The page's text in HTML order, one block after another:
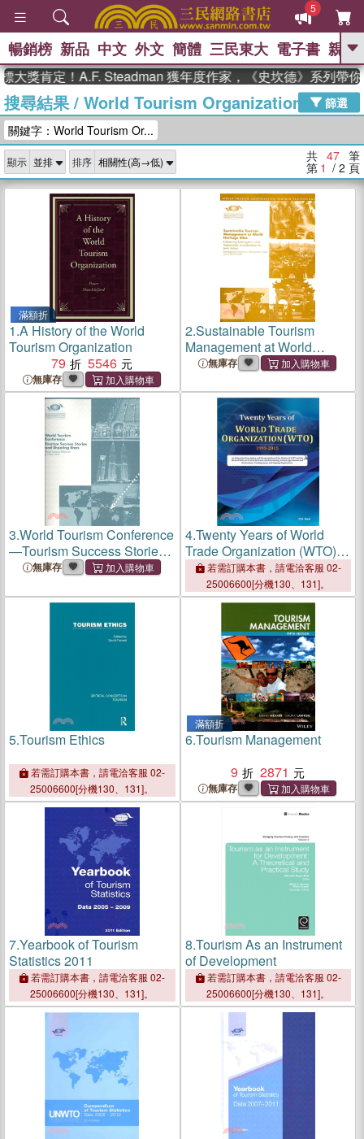
5
GO
熱搜： 東野圭吾 、 高希均教授回憶錄
、 The Odyssey 、 父親節 、 如果歷
獎 臺灣漫遊錄 、 方念華 、 台灣的李
登輝時代
數學女孩：黎曼猜想 、
偉大的迷走神經
暢銷榜 新品 中文 外文 簡體 三民東大 電子書 親子
定！A.F. Steadman 獲年度作家，《史坎德》系列帶你踏上
搜尋結果/ World Tourism Organization Pubns
篩選
關鍵字：World Tourism Or...
顯示 排序 共 47 筆
第 1 / 2 頁
滿額折
1.A History of the World
Tourism Organization
79
5546
無庫存
2.Sustainable Tourism
Management at World
Heritage Sites
無庫存
3.World Tourism Conference
—Tourism Success Stories
and Shooting Stars, Kuala
無庫存
4.Twenty Years of World
Trade Organization (WTO) ─
1995-2015
若需訂購本書，請電洽客服 02-
25006600[分機130、131]。
5.Tourism Ethics
若需訂購本書，請電洽客服 02-
25006600[分機130、131]。
滿額折
6.Tourism Management
9
2871
無庫存
7.Yearbook of Tourism
Statistics 2011
若需訂購本書，請電洽客服 02-
25006600[分機130、131]。
8.Tourism As an Instrument
of Development
若需訂購本書，請電洽客服 02-
25006600[分機130、131]。